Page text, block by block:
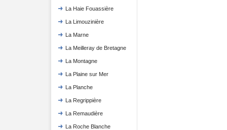
La Haie Fouassière
La Limouzinière
La Marne
La Meilleray de Bretagne
La Montagne
La Plaine sur Mer
La Planche
La Regrippière
La Remaudière
La Roche Blanche